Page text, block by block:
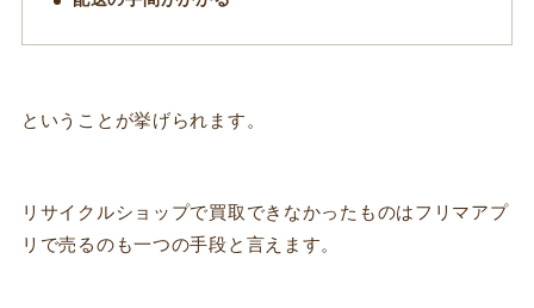
ということが挙げられます。
リサイクルショップで買取できなかったものはフリマアプ
リで売るのも一つの手段と言えます。